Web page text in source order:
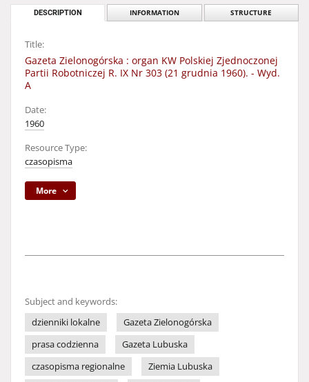
DESCRIPTION INFORMATION STRUCTURE
Title:
Gazeta Zielonogórska : organ KW Polskiej Zjednoczonej
Partii Robotniczej R. IX Nr 303 (21 grudnia 1960). - Wyd.
A
Date:
1960
Resource Type:
czasopisma
More
Subject and keywords:
dzienniki lokalne
Gazeta Zielonogórska
prasa codzienna
Gazeta Lubuska
czasopisma regionalne
Ziemia Lubuska